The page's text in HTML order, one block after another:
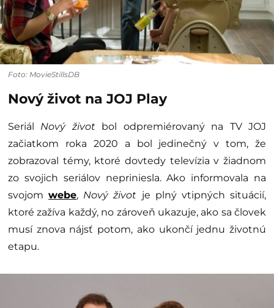
Foto: MovieStillsDB
Nový život na JOJ Play
Seriál Nový životbol odpremiérovaný na TV JOJ
začiatkom roka 2020 a bol jedinečný v tom, že
zobrazoval témy, ktoré dovtedy televízia v žiadnom
zo svojich seriálov nepriniesla. Ako informovala na
svojomwebe, Nový život je plný vtipných situácií,
ktoré zažíva každý, no zároveň ukazuje, ako sa človek
musí znova nájsť potom, ako ukončí jednu životnú
etapu.